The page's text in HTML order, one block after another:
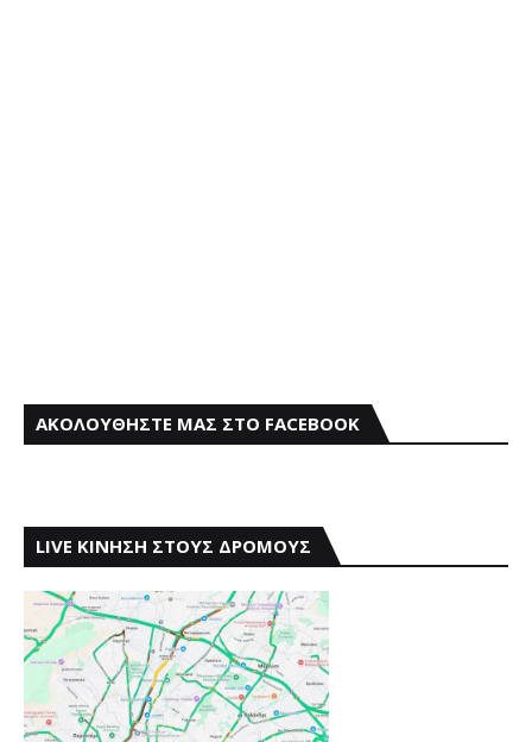
ΑΚΟΛΟΥΘΗΣΤΕ ΜΑΣ ΣΤΟ FACEBOOK
LIVE ΚΙΝΗΣΗ ΣΤΟΥΣ ΔΡΟΜΟΥΣ